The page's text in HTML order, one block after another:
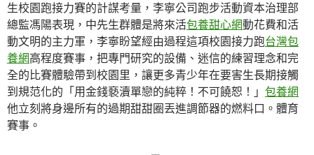
生校園跑接力賽的計謀考量，李寧公司跑步活動資本治理部
總監馮陽表現，中先生群體是將來活包養甜心網動花費和活
動文明的主力軍，李寧盼望經由過程這項校園接力跑台灣包
養網高程度賽事，把專門研究的設備、迷信的練習理念和完
全的比賽體驗帶到校園里，讓更多青少年在要害生長期接觸
到規范化的「用金錢褻瀆單戀的純粹！不可饒恕！」 包養網
他立刻將身邊所有的過期甜甜圈丟進調節器的燃料口。體育
賽事。